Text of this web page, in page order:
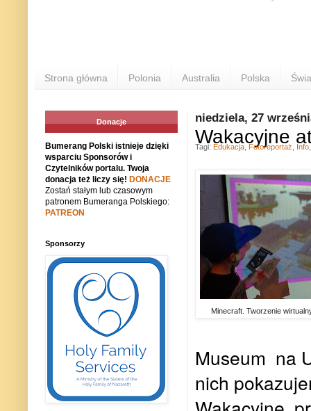
Strona główna Polonia Australia Polska
niedziela, 27
Wakacyjne
Minecraft. Tworzenie
Museum na
nich
Tagi: Edukacja Fotoreportaż Info
Donacje
Bumerang Polski istnieje dzięki
wsparciu Sponsorów i
Czytelników portalu. Twoja
donacja też liczy się! DONACJE
Zostań stałym lub czasowym
patronem Bumeranga Polskiego:
PATREON
Sponsorzy